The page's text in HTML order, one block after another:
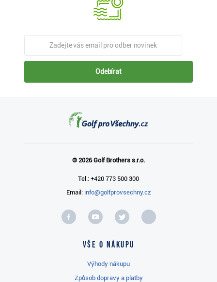
Odebírat
© 2026 Golf Brothers s.r.o.
Tel.: +420 773 500 300
Email: info@golfprovsechny.cz
Vše o nákupu
Výhody nákupu
Způsob dopravy a platby